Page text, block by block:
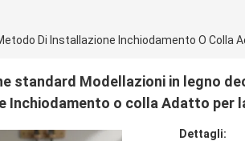
standard Modellazioni in legno
Inchiodamento o colla Adatto per
Dettagli: